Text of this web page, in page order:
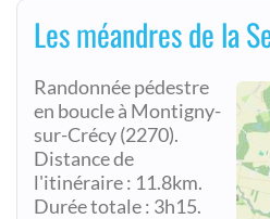
Les méandres de la
Randonnée pédestre
en boucle à Montigny-
sur-Crécy (2270).
Distance de
l'itinéraire : 11.8km.
Durée totale : 3h15.